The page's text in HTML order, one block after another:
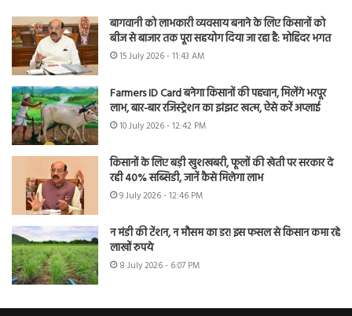
बागवानी को लाभकारी व्यवसाय बनाने के लिए किसानों को
बीज से बाजार तक पूरा सहयोग दिया जा रहा है: मोहिंदर भगत
15 July 2026 - 11:43 AM
Farmers ID Card बनेगा किसानों की पहचान, मिलेंगे भरपूर
लाभ, बार-बार रजिस्ट्रेशन का झंझट खत्म, ऐसे करें अप्लाई
10 July 2026 - 12:42 PM
किसानों के लिए बड़ी खुशखबरी, फूलों की खेती पर सरकार दे
रही 40% सब्सिडी, जानें कैसे मिलेगा लाभ
9 July 2026 - 12:46 PM
न मंडी की टेंशन, न मौसम का डर! इस फसल से किसान कमा रहे
लाखों रुपये
8 July 2026 - 6:07 PM